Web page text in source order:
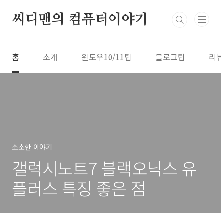
씨디맨의 컴퓨터이야기
홈 소개 윈도우10/11팁 블로그팁 리
소소한 이야기
갤럭시노트7 블랙오닉스 유
플러스 특징 좋은 점